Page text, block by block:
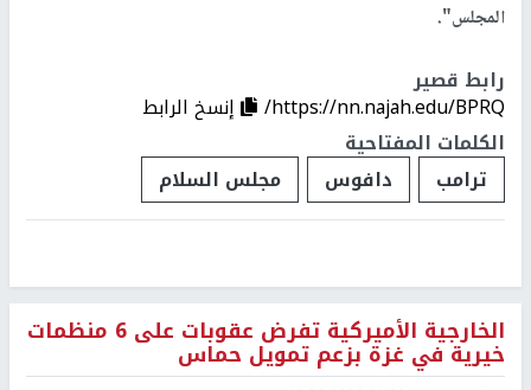
المجلس".
رابط قصير
https://nn.najah.edu/BPRQ/
إنسخ الرابط
الكلمات المفتاحية
ترامب
دافوس مجلس السلام
الخارجية الأميركية تفرض عقوبات على 6 منظمات
خيرية في غزة بزعم تمويل حماس